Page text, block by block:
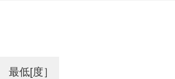
最低[度］